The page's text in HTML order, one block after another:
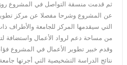
ثم قدمت منسقة التواصل في المشروع
عن المشروع وشرحا مفصلا عن مركز تطوير
التي سيقدمها المركز للجامعة والأطراف
من مساحة دعم لرواد الأعمال واستضافة
وقدم خبير تطوير الأعمال في المشروع
نتائج الدراسة التشخيصية التي أجرتها